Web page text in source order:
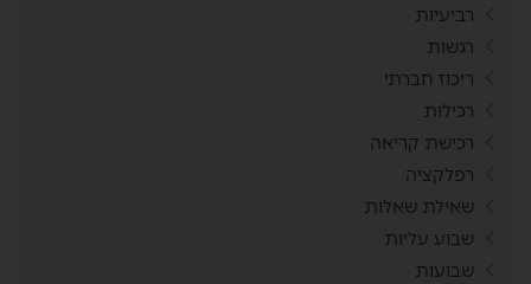
רביעיות
רגשות
ריכוז חברתי
רכילות
רכישת קריאה
רפלקציה
שאילת שאלות
שבוע עליות
שבועות